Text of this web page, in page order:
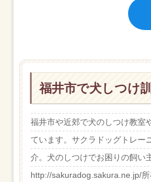
福井市で犬しつけ
福井市や近郊で犬のしつけ教室
ています。サクラドッグトレ
介。犬のしつけでお困りの飼い
http://sakuradog.sakura.ne.jp/所